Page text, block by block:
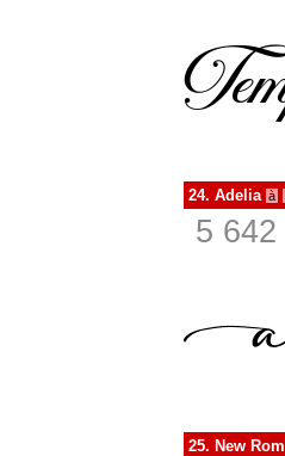
24. Adelia à
5
25. New